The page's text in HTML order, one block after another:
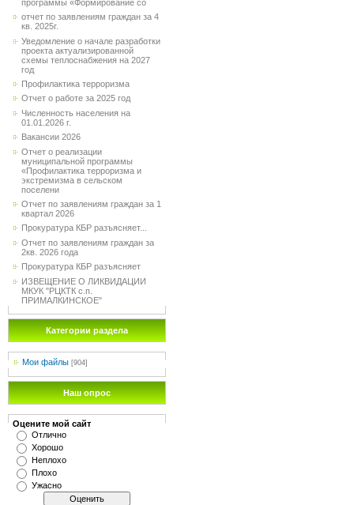
программы «Формирование со
отчет по заявлениям граждан за 4
кв. 2025г.
Уведомление о начале разработки
проекта актуализированной
схемы теплоснабжения на 2027
год
Профилактика терроризма
Отчет о работе за 2025 год
Численность населения на
01.01.2026 г.
Вакансии 2026
Отчет о реализации
муниципальной программы
«Профилактика терроризма и
экстремизма в сельском
поселени
Отчет по заявлениям граждан за 1
квартал 2026
Прокуратура КБР разъясняет...
Отчет по заявлениям граждан за
2кв. 2026 года
Прокуратура КБР разъясняет
ИЗВЕЩЕНИЕ О ЛИКВИДАЦИИ
МКУК "РЦКТК с.п.
ПРИМАЛКИНСКОЕ"
Категории раздела
Мои файлы [904]
Наш опрос
Оцените мой сайт
Отлично
Хорошо
Неплохо
Плохо
Ужасно